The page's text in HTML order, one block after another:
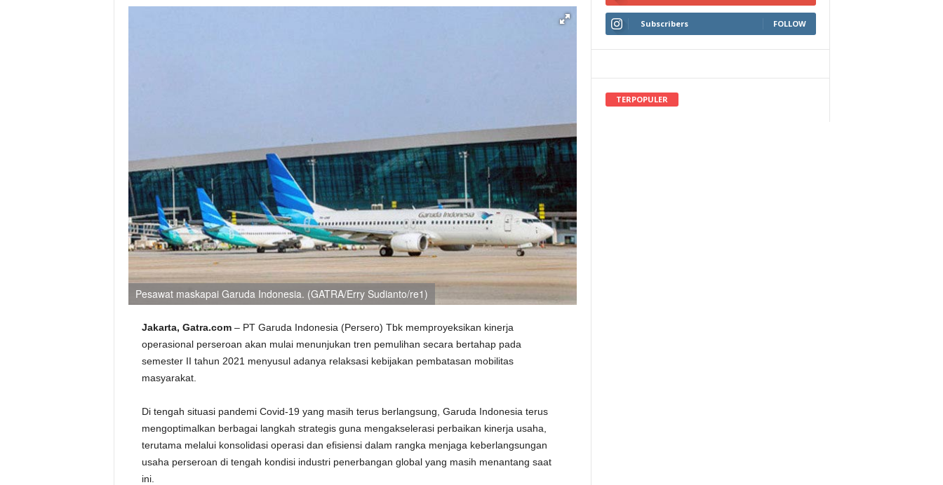
Pesawat maskapai Garuda Indonesia. (GATRA/Erry Sudianto/re1)
Jakarta, Gatra.com– PT Garuda Indonesia (Persero) Tbk memproyeksikan kinerja
operasional perseroan akan mulai menunjukan tren pemulihan secara bertahap pada
semester II tahun 2021 menyusul adanya relaksasi kebijakan pembatasan mobilitas
masyarakat.
Di tengah situasi pandemi Covid-19 yang masih terus berlangsung, Garuda Indonesia terus
mengoptimalkan berbagai langkah strategis guna mengakselerasi perbaikan kinerja usaha,
terutama melalui konsolidasi operasi dan efisiensi dalam rangka menjaga keberlangsungan
usaha perseroan di tengah kondisi industri penerbangan global yang masih menantang saat
ini.
Subscribers FOLLOW